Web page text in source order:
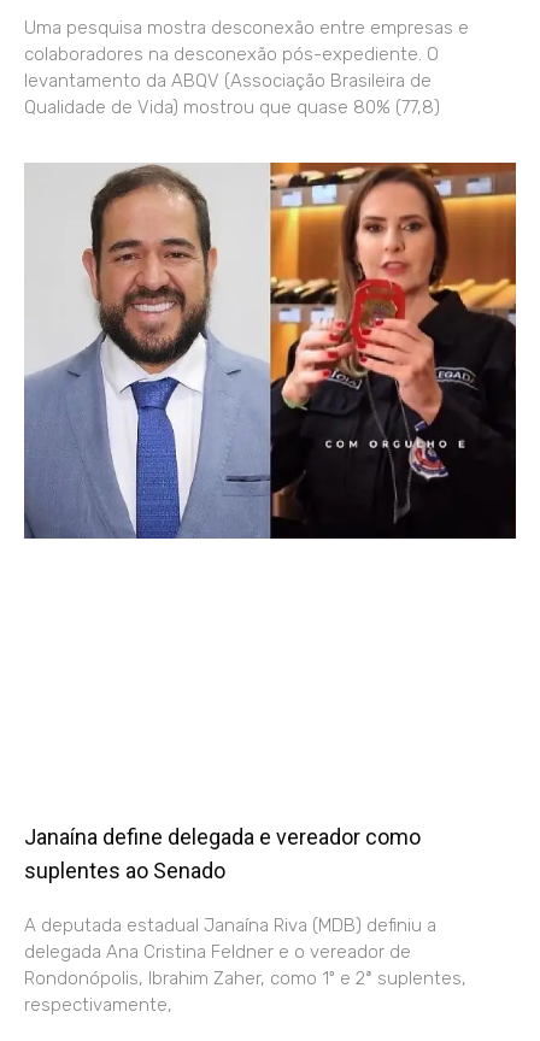
Uma pesquisa mostra desconexão entre empresas e
colaboradores na desconexão pós-expediente. O
levantamento da ABQV (Associação Brasileira de
Qualidade de Vida) mostrou que quase 80% (77,8)
Janaína define delegada e vereador como
suplentes ao Senado
A deputada estadual Janaína Riva (MDB) definiu a
delegada Ana Cristina Feldner e o vereador de
Rondonópolis, Ibrahim Zaher, como 1º e 2ª suplentes,
respectivamente,